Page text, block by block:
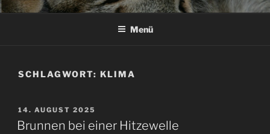
Menü
SCHLAGWORT: KLIMA
VERÖFFENTLICHT
AM
14. AUGUST 2025
Brunnen bei einer Hitzewelle